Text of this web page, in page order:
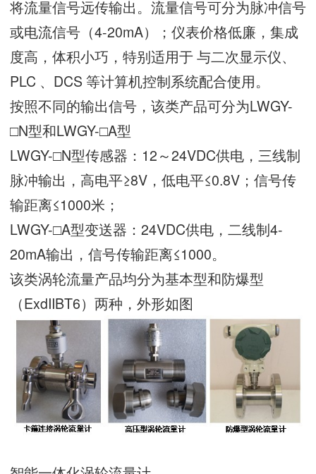
将流量信号远传输出。流量信号可分为脉冲信号
或电流信号（4-20mA）；仪表价格低廉，集成
度高，体积小巧，特别适用于 与二次显示仪、
PLC 、DCS 等计算机控制系统配合使用。
按照不同的输出信号，该类产品可分为LWGY-
□N型和LWGY-□A型
LWGY-□N型传感器：12～24VDC供电，三线制
脉冲输出，高电平≥8V，低电平≤0.8V；信号传
输距离≤1000米；
LWGY-□A型变送器：24VDC供电，二线制4-
20mA输出，信号传输距离≤1000。
该类涡轮流量产品均分为基本型和防爆型
（ExdIIBT6）两种，外形如图